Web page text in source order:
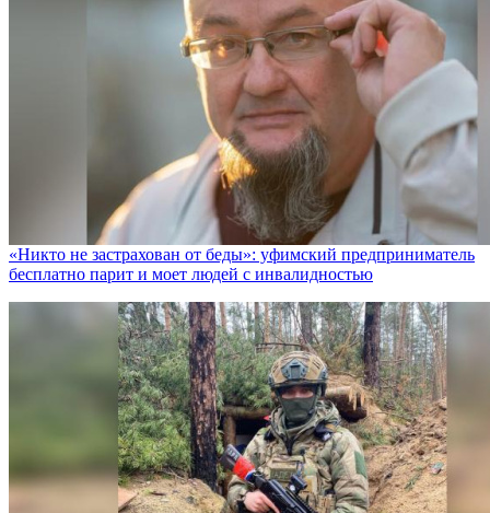
«Никто не заcтрахован от беды»: уфимский предприниматель
бесплатно парит и моет людей с инвалидностью